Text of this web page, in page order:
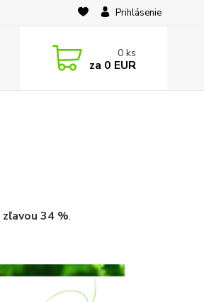
Prihlásenie
0 ks
za 0 EUR
zľavou 34 %.